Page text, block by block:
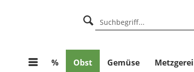
% Obst Gemüse Metzgerei